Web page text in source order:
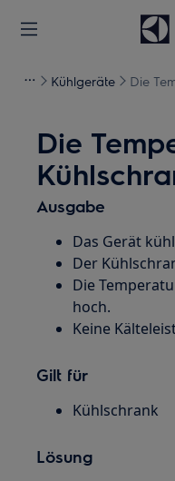
Kühlgeräte Die
Die
Ausgabe
Das Gerät
Der
Die
hoch.
Keine
Gilt für
Kühlschrank
Lösung